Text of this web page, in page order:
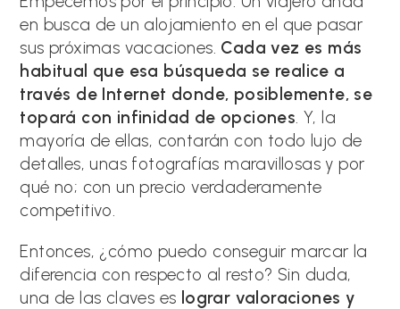
en busca de un alojamiento en el que pasar
sus próximas vacaciones. Cada vez es más
habitual que esa búsqueda se realice a
través de Internet donde, posiblemente, se
topará con infinidad de opciones . Y, la
mayoría de ellas, contarán con todo lujo de
detalles, unas fotografías maravillosas y por
qué no; con un precio verdaderamente
competitivo.
Entonces, ¿cómo puedo conseguir marcar la
diferencia con respecto al resto? Sin duda,
una de las claves es lograr valoraciones y